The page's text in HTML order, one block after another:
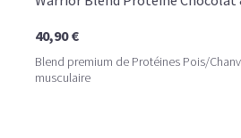
40,90 €
Blend premium de Protéines Pois/
musculaire